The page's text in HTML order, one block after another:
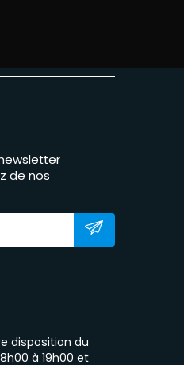
de nos
disposition du
à 19h00 et